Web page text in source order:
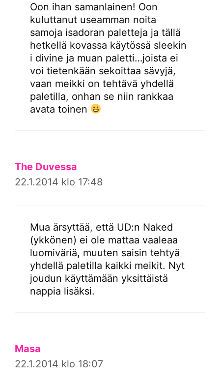
Oon ihan samanlainen! Oon
kuluttanut useamman noita
samoja isadoran paletteja ja tällä
hetkellä kovassa käytössä sleekin
i divine ja muan paletti…joista ei
voi tietenkään sekoittaa sävyjä,
vaan meikki on tehtävä yhdellä
paletilla, onhan se niin rankkaa
avata toinen
The Duvessa
22.1.2014 klo 17:48
Mua ärsyttää, että UD:n Naked
(ykkönen) ei ole mattaa vaaleaa
luomiväriä, muuten saisin tehtyä
yhdellä paletilla kaikki meikit. Nyt
joudun käyttämään yksittäistä
nappia lisäksi.
Masa
22.1.2014 klo 18:07